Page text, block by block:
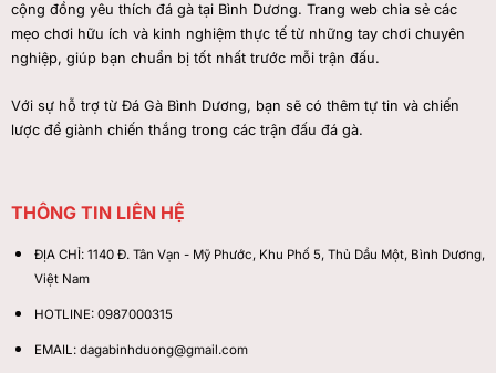
cộng đồng yêu thích đá gà tại Bình Dương. Trang web chia sẻ các
mẹo chơi hữu ích và kinh nghiệm thực tế từ những tay chơi chuyên
nghiệp, giúp bạn chuẩn bị tốt nhất trước mỗi trận đấu.
Với sự hỗ trợ từ Đá Gà Bình Dương, bạn sẽ có thêm tự tin và chiến
lược để giành chiến thắng trong các trận đấu đá gà.
THÔNG TIN LIÊN HỆ
ĐỊA CHỈ: 1140 Đ. Tân Vạn - Mỹ Phước, Khu Phố 5, Thủ Dầu Một, Bình Dương,
Việt Nam
HOTLINE: 0987000315
EMAIL: dagabinhduong@gmail.com